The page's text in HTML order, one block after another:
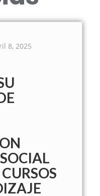
8, 2025